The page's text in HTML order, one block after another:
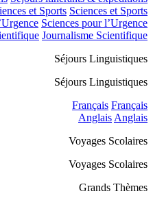
et Sports Sciences et Sports
Sciences pour l’Urgence
Journalisme Scientifique
Séjours Linguistiques
Séjours Linguistiques
Français Français
AnglaisAnglais
Voyages Scolaires
Voyages Scolaires
Grands Thèmes